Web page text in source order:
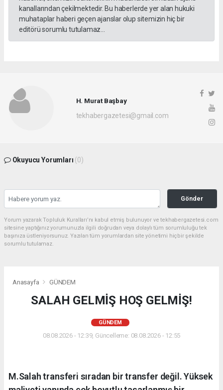
kanallarından çekilmektedir. Bu haberlerde yer alan hukuki
muhataplar haberi geçen ajanslar olup sitemizin hiç bir
editörü sorumlu tutulamaz...
H. Murat Başbay
tekhabergazetesi@gmail.com
Okuyucu Yorumları (0)
Gönder
Yorum yazarak Topluluk Kuralları’nı kabul etmiş bulunuyor ve tekhabergazetesi.com
sitesine yaptığınız yorumunuzla ilgili doğrudan veya dolaylı tüm sorumluluğu tek
başınıza üstleniyorsunuz. Yazılan tüm yorumlardan site yönetimi hiçbir şekilde
sorumlu tutulamaz.
Anasayfa GÜNDEM
SALAH GELMİŞ HOŞ GELMİŞ!
GÜNDEM
08.08.2026 - 12:39, Güncelleme: 08.08.2026 - 12:55
M.Salah transferi sıradan bir transfer değil. Yüksek